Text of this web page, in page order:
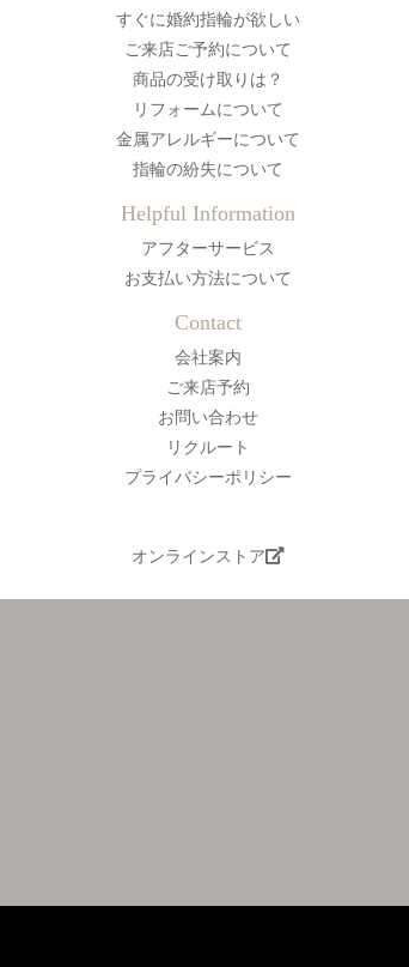
すぐに婚約指輪が欲しい
ご来店ご予約について
商品の受け取りは？
リフォームについて
金属アレルギーについて
指輪の紛失について
Helpful Information
アフターサービス
お支払い方法について
Contact
会社案内
ご来店予約
お問い合わせ
リクルート
プライバシーポリシー
オンラインストア